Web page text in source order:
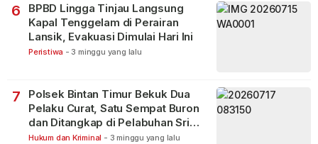
6
BPBD Lingga Tinjau Langsung
Kapal Tenggelam di Perairan
Lansik, Evakuasi Dimulai Hari Ini
Peristiwa - 3 minggu yang lalu
7
Polsek Bintan Timur Bekuk Dua
Pelaku Curat, Satu Sempat Buron
dan Ditangkap di Pelabuhan Sri
Bintan Pura
Hukum dan Kriminal - 3 minggu yang lalu